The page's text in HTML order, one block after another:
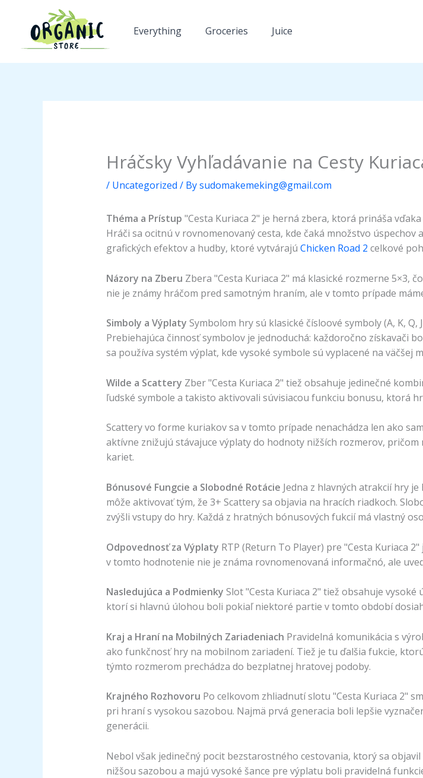
content
Everything Groceries Juice
Hráčsky Vyhľadávanie na Cesty
/ Uncategorized / Bysudomakemeking@gmail.com
Théma a Prístup "Cesta Kuriaca 2" je herná zbera, ktorá prináša
Hráči sa ocitnú v rovnomenovaný cesta, kde čaká množstvo
grafických efektov a hudby, ktoré vytvárajú Chicken Road 2 celkové
Názory na Zberu Zbera "Cesta Kuriaca 2" má klasické rozmerne 5×3,
nie je známy hráčom pred samotným hraním, ale v tomto prípade
Simboly a Výplaty Symbolom hry sú klasické čísloové symboly (A, K,
Prebiehajúca činnosť symbolov je jednoduchá: každoročno získavači
sa používa systém výplat, kde vysoké symbole sú vyplacené na väčšej
Wilde a Scattery Zber "Cesta Kuriaca 2" tiež obsahuje jedinečné
ľudské symbole a takisto aktivovali súvisiacou funkciu bonusu, ktorá
Scattery vo forme kuriakov sa v tomto prípade nenachádza len ako
aktívne znižujú stávajuce výplaty do hodnoty nižších rozmerov,
kariet.
Bónusové Fungcie a Slobodné Rotácie Jedna z hlavných atrakcií hry
môže aktivovať tým, že 3+ Scattery sa objavia na hracích riadkoch.
zvýšli vstupy do hry. Každá z hratných bónusových fukcií má vlastný
Odpovednosť za Výplaty RTP (Return To Player) pre "Cesta Kuriaca
v tomto hodnotenie nie je známa rovnomenovaná informačnó, ale
Nasledujúca a Podmienky Slot "Cesta Kuriaca 2" tiež obsahuje
ktorí si hlavnú úlohou boli pokiaľ niektoré partie v tomto období
Kraj a Hraní na Mobilných Zariadeniach Pravidelná komunikácia s
ako funkčnosť hry na mobilnom zariadení. Tiež je tu ďalšia fukcie,
týmto rozmerom prechádza do bezplatnej hratovej podoby.
Krajného Rozhovoru Po celkovom zhliadnutí slotu "Cesta Kuriaca 2"
pri hraní s vysokou sazobou. Najmä prvá generacia boli lepšie
generácii.
Nebol však jedinečný pocit bezstarostného cestovania, ktorý sa
nižšou sazobou a majú vysoké šance pre výplatu boli pravidelná